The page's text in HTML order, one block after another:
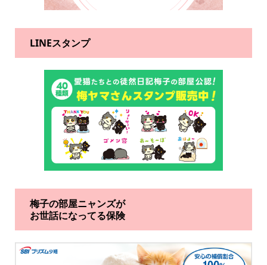
LINEスタンプ
梅子の部屋ニャンズが
お世話になってる保険